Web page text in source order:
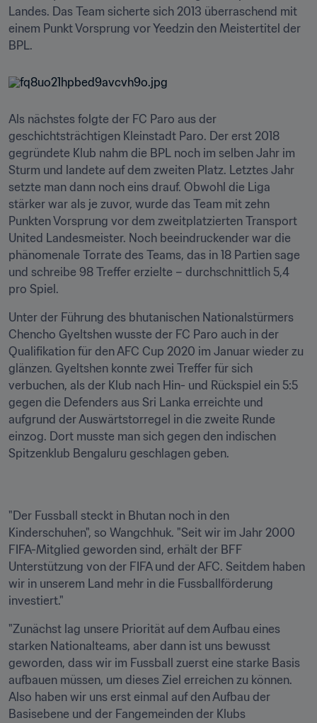
Landes. Das Team sicherte sich 2013 überraschend mit
einem Punkt Vorsprung vor Yeedzin den Meistertitel der
BPL.
Als nächstes folgte der FC Paro aus der
geschichtsträchtigen Kleinstadt Paro. Der erst 2018
gegründete Klub nahm die BPL noch im selben Jahr im
Sturm und landete auf dem zweiten Platz. Letztes Jahr
setzte man dann noch eins drauf. Obwohl die Liga
stärker war als je zuvor, wurde das Team mit zehn
Punkten Vorsprung vor dem zweitplatzierten Transport
United Landesmeister. Noch beeindruckender war die
phänomenale Torrate des Teams, das in 18 Partien sage
und schreibe 98 Treffer erzielte – durchschnittlich 5,4
pro Spiel.
Unter der Führung des bhutanischen Nationalstürmers
Chencho Gyeltshen wusste der FC Paro auch in der
Qualifikation für den AFC Cup 2020 im Januar wieder zu
glänzen. Gyeltshen konnte zwei Treffer für sich
verbuchen, als der Klub nach Hin- und Rückspiel ein 5:5
gegen die Defenders aus Sri Lanka erreichte und
aufgrund der Auswärtstorregel in die zweite Runde
einzog. Dort musste man sich gegen den indischen
Spitzenklub Bengaluru geschlagen geben.
"Der Fussball steckt in Bhutan noch in den
Kinderschuhen", so Wangchhuk. "Seit wir im Jahr 2000
FIFA-Mitglied geworden sind, erhält der BFF
Unterstützung von der FIFA und der AFC. Seitdem haben
wir in unserem Land mehr in die Fussballförderung
investiert."
"Zunächst lag unsere Priorität auf dem Aufbau eines
starken Nationalteams, aber dann ist uns bewusst
geworden, dass wir im Fussball zuerst eine starke Basis
aufbauen müssen, um dieses Ziel erreichen zu können.
Also haben wir uns erst einmal auf den Aufbau der
Basisebene und der Fangemeinden der Klubs